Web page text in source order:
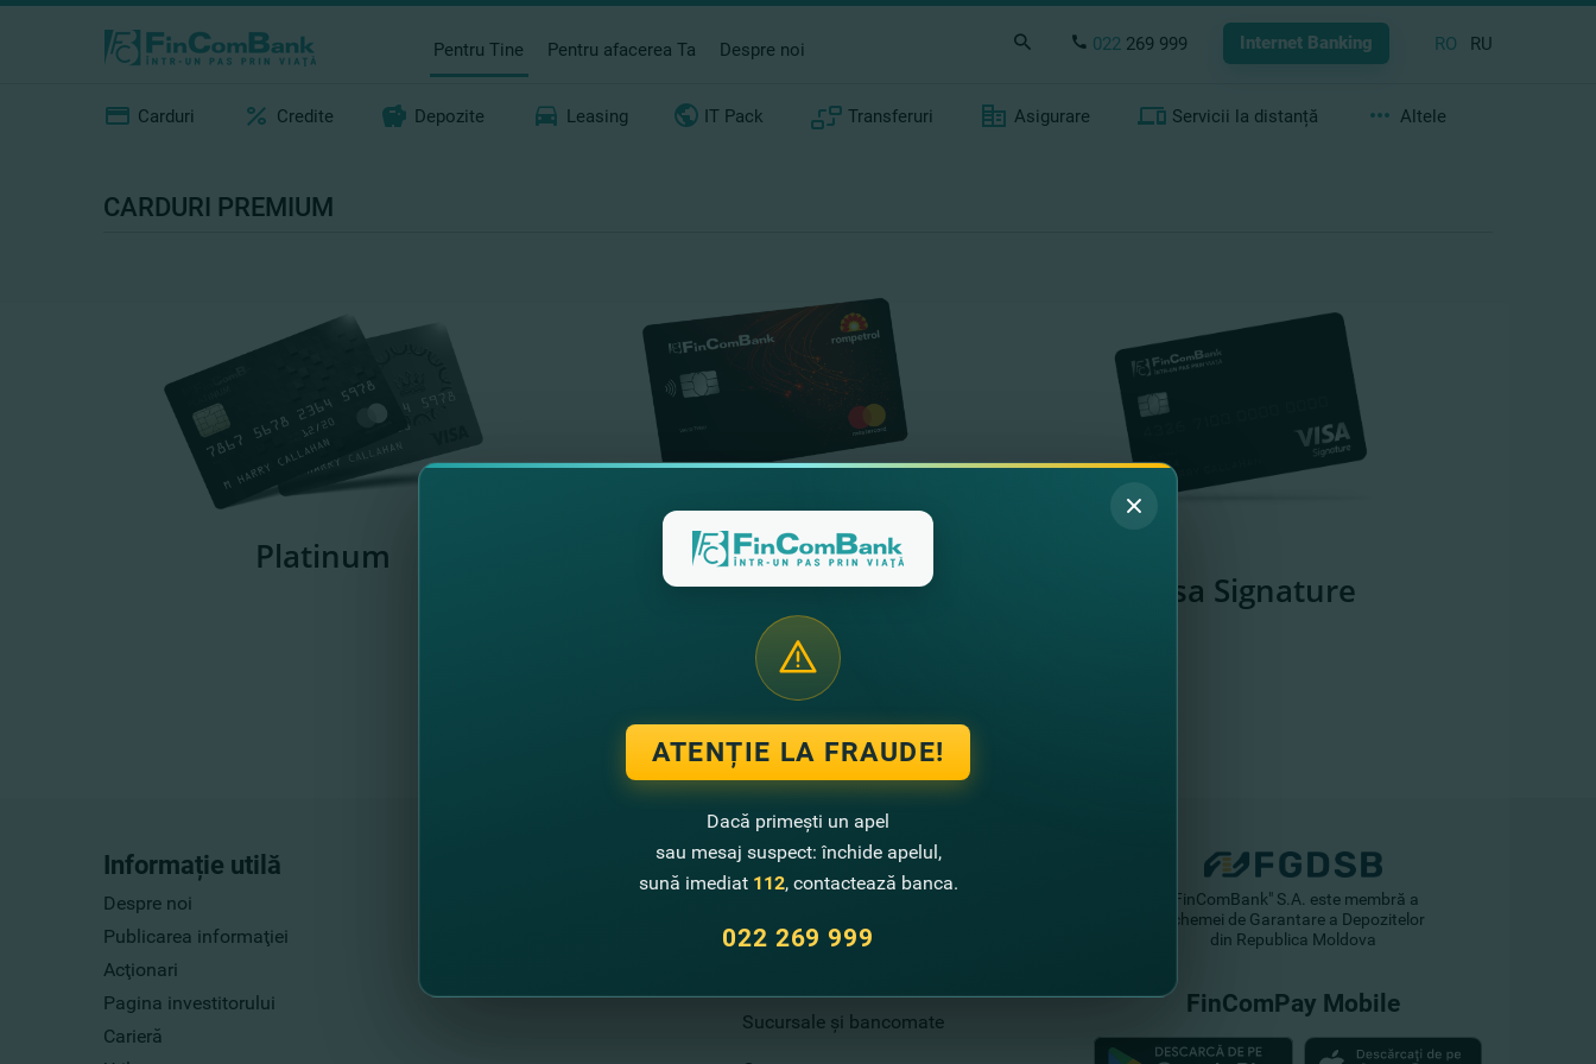
Pentru Tine Pentru afacerea Ta Despre noi 022 269 999 Internet Banking RO RU
Carduri Credite Depozite Leasing IT Pack Transferuri Asigurare Servicii la distanță Altele
CARDURI PREMIUM
Platinum Mastercard FinComBank
&Rompetrol Visa Signature
Informație utilă
Despre noi
Publicarea informaţiei
Acţionari
Pagina investitorului
Carieră
Contactează-ne
022 269 999
Sucursale și bancomate
"FinComBank" S.A. este membră a
Schemei de Garantare a Depozitelor
din Republica Moldova
FinComPay Mobile
ATENȚIE LA FRAUDE!
Dacă primești un apel
sau mesaj suspect: închide apelul,
sună imediat 112, contactează banca.
022 269 999